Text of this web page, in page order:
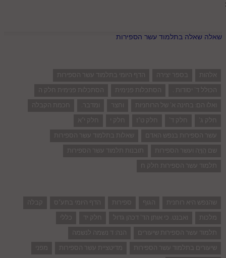
שאלה שאלה בתלמוד עשר הספירות
אלהות בספר יצירה
הדף היומי בתלמוד עשר הספירות
הכולל ד' יסודות .
הסתכלות פנימית
הסתכלות פנימית חלק ה
ואלו הם: בחינה א' של הרוחניות
וחצר ומדבר.
חכמת הקבלה
חלק ג'
חלק ד' חלק ט"ז חלק י
חלק י"א
עשר הספירות בנפש האדם
שאלות בתלמוד עשר הספירות
שם הֲוָיָה ועשר הספירות
תובנות תלמוד עשר הספירות
תלמוד עשר הספירות חלק ח
שהנפש היא רוחנית הגוף ספירות הדף היומי בתע"ס
קבלה
מלכות
ואבנט. כי אותן הד' דכהן גדול חלק יד
כללי
תלמוד עשר הספירות שיעורים
הנה: ד נשמה לנשמה
שיעורים בתלמוד עשר הספירות
מדיטציית עשר הספירות
מפני